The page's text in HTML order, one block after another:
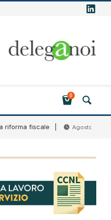
0
fiscale Agosto 7, 2026